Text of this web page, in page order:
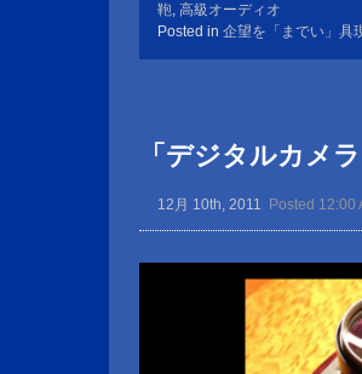
鞄, 高級オーディオ
Posted in 企望を「までい」具
「デジタルカメ
12月 10th, 2011 Posted 12:00